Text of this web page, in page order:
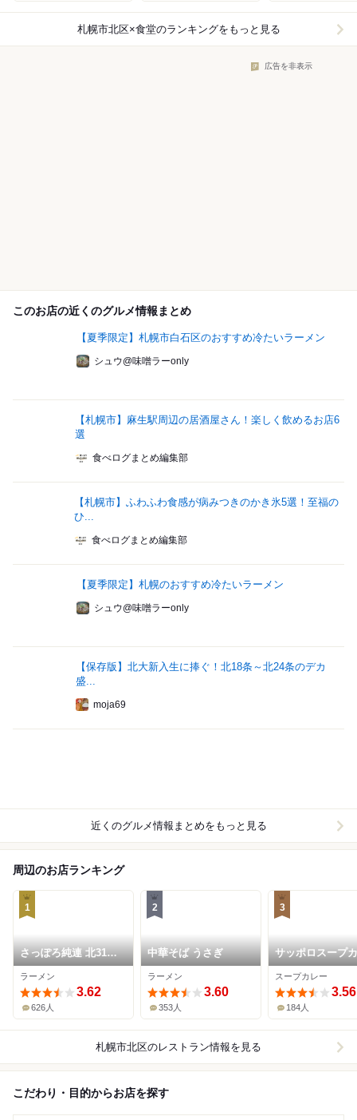
札幌市北区×食堂のランキングをもっと見る
広告を非表示
このお店の近くのグルメ情報まとめ
【夏季限定】札幌市白石区のおすすめ冷たいラーメン
シュウ@味噌ラーonly
【札幌市】麻生駅周辺の居酒屋さん！楽しく飲めるお店6
選
食べログまとめ編集部
【札幌市】ふわふわ食感が病みつきのかき氷5選！至福の
ひ...
食べログまとめ編集部
【夏季限定】札幌のおすすめ冷たいラーメン
シュウ@味噌ラーonly
【保存版】北大新入生に捧ぐ！北18条～北24条のデカ
盛...
moja69
近くのグルメ情報まとめをもっと見る
周辺のお店ランキング
1
さっぽろ純連 北31条
店
ラーメン
3.62
626人
2
中華そば うさぎ
ラーメン
3.60
353人
3
サッポロスープ
ディップ
スープカレー
3.56
184人
札幌市北区のレストラン情報を見る
こだわり・目的からお店を探す